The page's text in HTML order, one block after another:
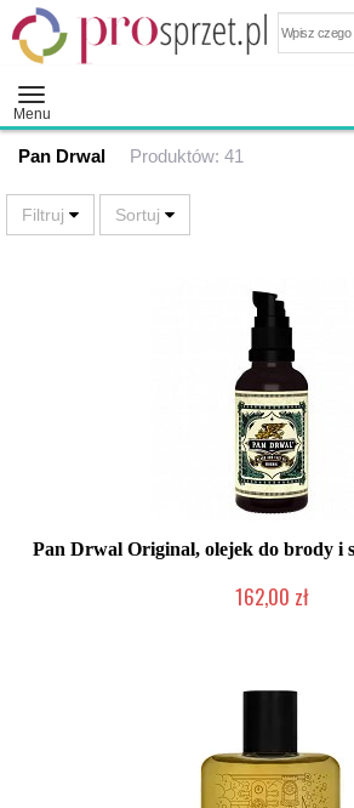
Menu
Pan Drwal Produktów: 41
Pan Drwal Original, olejek do brody i
162,00 zł